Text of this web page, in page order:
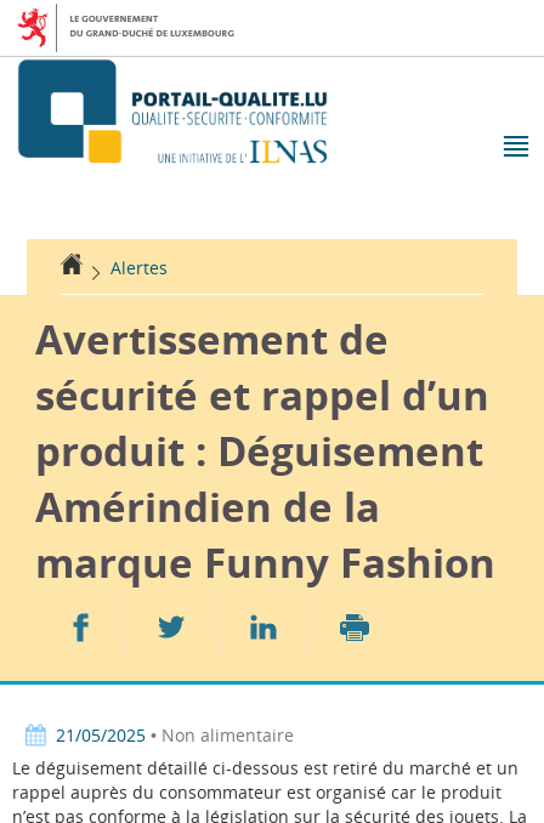
Aller
la
Aller
contenu
Accueil
Alertes
Avertissement de
sécurité et rappel d’un
produit : Déguisement
Amérindien de la
marque Funny Fashion
Partager
Partager
Partager
21/05/2025 • Non alimentaire
Le déguisement détaillé ci-dessous est retiré du marché et un
rappel auprès du consommateur est organisé car le produit
n’est pas conforme à la législation sur la sécurité des jouets. La